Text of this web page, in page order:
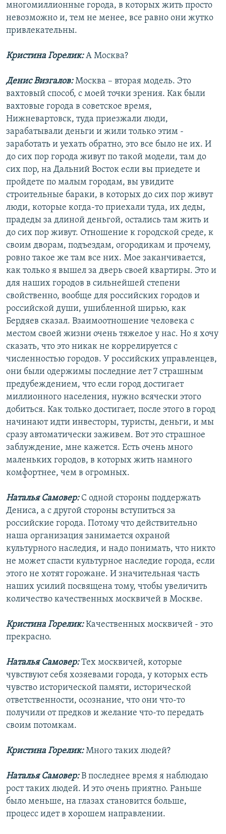
многомиллионные города, в которых жить просто
невозможно и, тем не менее, все равно они жутко
привлекательны.
Кристина Горелик:А Москва?
Денис Визгалов:Москва – вторая модель. Это
вахтовый способ, с моей точки зрения. Как были
вахтовые города в советское время,
Нижневартовск, туда приезжали люди,
зарабатывали деньги и жили только этим -
заработать и уехать обратно, это все было не их. И
до сих пор города живут по такой модели, там до
сих пор, на Дальний Восток если вы приедете и
пройдете по малым городам, вы увидите
строительные бараки, в которых до сих пор живут
люди, которые когда-то приехали туда, их деды,
прадеды за длиной деньгой, остались там жить и
до сих пор живут. Отношение к городской среде, к
своим дворам, подъездам, огородикам и прочему,
ровно такое же там все них. Мое заканчивается,
как только я вышел за дверь своей квартиры. Это и
для наших городов в сильнейшей степени
свойственно, вообще для российских городов и
российской души, ушибленной ширью, как
Бердяев сказал. Взаимоотношение человека с
местом своей жизни очень тяжелое у нас. Но я хочу
сказать, что это никак не коррелируется с
численностью городов. У российских управленцев,
они были одержимы последние лет 7 страшным
предубеждением, что если город достигает
миллионного населения, нужно всячески этого
добиться. Как только достигает, после этого в город
начинают идти инвесторы, туристы, деньги, и мы
сразу автоматически заживем. Вот это страшное
заблуждение, мне кажется. Есть очень много
маленьких городов, в которых жить намного
комфортнее, чем в огромных.
Наталья Самовер:С одной стороны поддержать
Дениса, а с другой стороны вступиться за
российские города. Потому что действительно
наша организация занимается охраной
культурного наследия, и надо понимать, что никто
не может спасти культурное наследие города, если
этого не хотят горожане. И значительная часть
наших усилий посвящена тому, чтобы увеличить
количество качественных москвичей в Москве.
Кристина Горелик:Качественных москвичей - это
прекрасно.
Наталья Самовер:Тех москвичей, которые
чувствуют себя хозяевами города, у которых есть
чувство исторической памяти, исторической
ответственности, осознание, что они что-то
получили от предков и желание что-то передать
своим потомкам.
Кристина Горелик:Много таких людей?
Наталья Самовер:В последнее время я наблюдаю
рост таких людей. И это очень приятно. Раньше
было меньше, на глазах становится больше,
процесс идет в хорошем направлении.